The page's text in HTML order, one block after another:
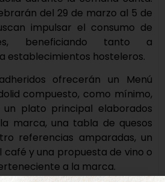
del 29 de marzo al 5 de
impulsar el consumo de
beneficiando tanto a
establecimientos hosteleros.
ofrecerán un Menú
compuesto, como mínimo,
plato principal elaborados
marca, una tabla de quesos
referencias amparadas, un
café y una propuesta de vino o
a la marca.